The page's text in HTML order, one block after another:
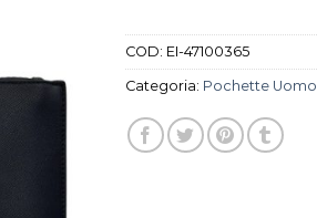
COD: EI-47100365
Categoria: Pochette Uomo